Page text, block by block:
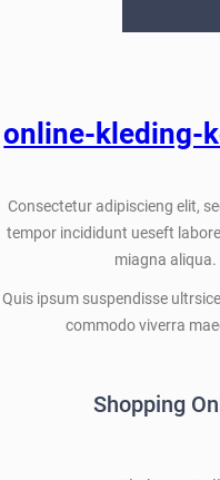
online-kleding-
Consectetur adipiscieng elit,
tempor incididunt ueseft
miagna aliqua.
Quis ipsum suspendisse
commodo viverra
Shopping